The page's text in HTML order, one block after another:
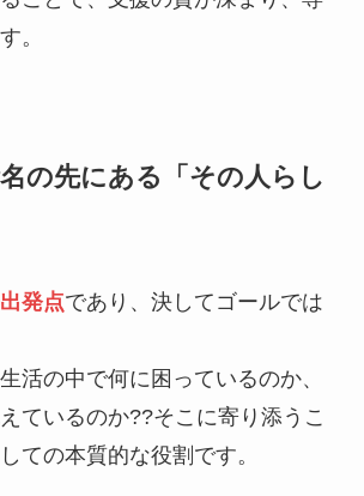
。
の先にある「その人らし
発点であり、決してゴールでは
活の中で何に困っているのか、
ているのか??そこに寄り添うこ
ての本質的な役割です。